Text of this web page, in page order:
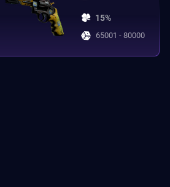
15%
65001 - 80000